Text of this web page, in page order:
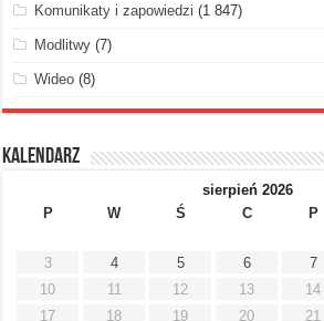
Komunikaty i zapowiedzi (1 847)
Modlitwy (7)
Wideo (8)
Kalendarz
sierpień 2026
P
W Ś C P
3
4 5 6 7
10
11 12 13 14
17
18 19 20 21